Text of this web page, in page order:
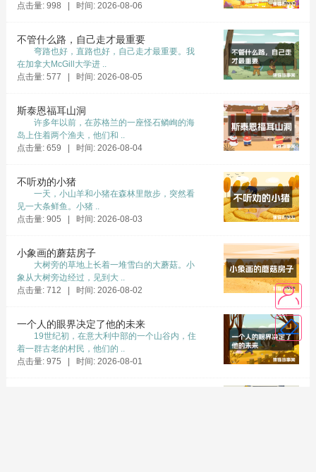
点击量: 998 | 时间: 2026-08-06
不管什么路，自己走才最重要
弯路也好，直路也好，自己走才最重要。我
在加拿大McGill大学进 ..
点击量: 577 | 时间: 2026-08-05
斯泰恩福耳山洞
许多年以前，在苏格兰的一座怪石鳞峋的海
岛上住着两个渔夫，他们和 ..
点击量: 659 | 时间: 2026-08-04
不听劝的小猪
一天，小山羊和小猪在森林里散步，突然看
见一大条鲜鱼。小猪 ..
点击量: 905 | 时间: 2026-08-03
小象画的蘑菇房子
大树旁的草地上长着一堆雪白的大蘑菇。小
象从大树旁边经过，见到大 ..
点击量: 712 | 时间: 2026-08-02
一个人的眼界决定了他的未来
19世纪初，在意大利中部的一个山谷内，住
着一群古老的村民，他们的 ..
点击量: 975 | 时间: 2026-08-01